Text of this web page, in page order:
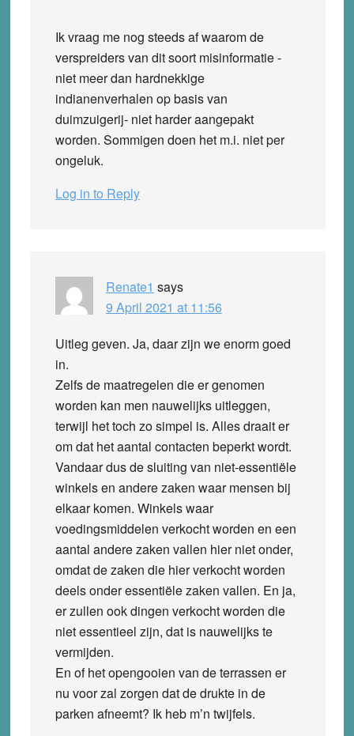
Ik vraag me nog steeds af waarom de
verspreiders van dit soort misinformatie -
niet meer dan hardnekkige
indianenverhalen op basis van
duimzuigerij- niet harder aangepakt
worden. Sommigen doen het m.i. niet per
ongeluk.
Log in to Reply
Renate1 says
9 April 2021 at 11:56
Uitleg geven. Ja, daar zijn we enorm goed
in.
Zelfs de maatregelen die er genomen
worden kan men nauwelijks uitleggen,
terwijl het toch zo simpel is. Alles draait er
om dat het aantal contacten beperkt wordt.
Vandaar dus de sluiting van niet-essentiële
winkels en andere zaken waar mensen bij
elkaar komen. Winkels waar
voedingsmiddelen verkocht worden en een
aantal andere zaken vallen hier niet onder,
omdat de zaken die hier verkocht worden
deels onder essentiële zaken vallen. En ja,
er zullen ook dingen verkocht worden die
niet essentieel zijn, dat is nauwelijks te
vermijden.
En of het opengooien van de terrassen er
nu voor zal zorgen dat de drukte in de
parken afneemt? Ik heb m’n twijfels.